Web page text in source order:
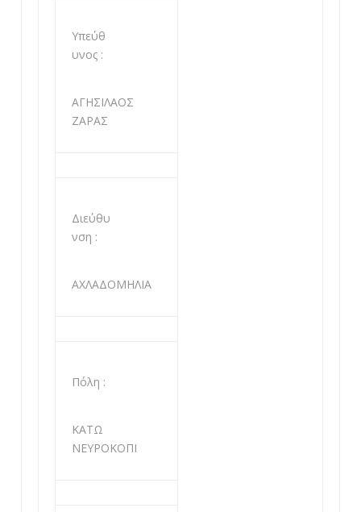
Υπεύθ
υνος :
ΑΓΗΣΙΛΑΟΣ
ΖΑΡΑΣ
Διεύθυ
νση :
ΑΧΛΑΔΟΜΗΛΙΑ
Πόλη :
ΚΑΤΩ
ΝΕΥΡΟΚΟΠΙ